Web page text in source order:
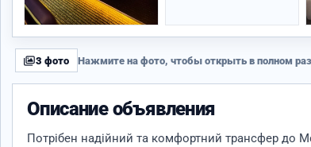
3 фото Нажмите на фото, чтобы открыть в полном
Описание объявления
Потрібен надійний та комфортний трансфер до